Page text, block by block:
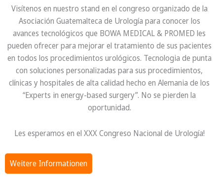
Visítenos en nuestro stand en el congreso organizado de la
Asociación Guatemalteca de Urología para conocer los
avances tecnológicos que BOWA MEDICAL & PROMED les
pueden ofrecer para mejorar el tratamiento de sus pacientes
en todos los procedimientos urológicos. Tecnologia de punta
con soluciones personalizadas para sus procedimientos,
clínicas y hospitales de alta calidad hecho en Alemania de los
“Experts in energy-based surgery”. No se pierden la
oportunidad.
Les esperamos en el XXX Congreso Nacional de Urología!
Weitere Informationen